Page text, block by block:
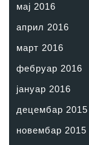
мај 2016
април 2016
март 2016
фебруар 2016
јануар 2016
децембар 2015
новембар 2015